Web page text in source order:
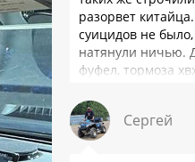
разорвет
суицидов не
натянули ничью.
фуфел, тормоза
Сергей